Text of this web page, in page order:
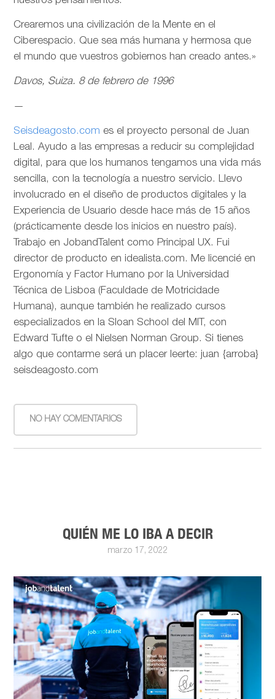
Crearemos una civilización de la Mente en el
Ciberespacio. Que sea más humana y hermosa que
el mundo que vuestros gobiernos han creado antes.»
Davos, Suiza. 8 de febrero de 1996
—
Seisdeagosto.com es el proyecto personal de Juan
Leal. Ayudo a las empresas a reducir su complejidad
digital, para que los humanos tengamos una vida más
sencilla, con la tecnología a nuestro servicio. Llevo
involucrado en el diseño de productos digitales y la
Experiencia de Usuario desde hace más de 15 años
(prácticamente desde los inicios en nuestro país).
Trabajo en JobandTalent como Principal UX. Fui
director de producto en idealista.com. Me licencié en
Ergonomía y Factor Humano por la Universidad
Técnica de Lisboa (Faculdade de Motricidade
Humana), aunque también he realizado cursos
especializados en la Sloan School del MIT, con
Edward Tufte o el Nielsen Norman Group. Si tienes
algo que contarme será un placer leerte: juan {arroba}
seisdeagosto.com
NO HAY COMENTARIOS
QUIÉN ME LO IBA A DECIR
marzo 17, 2022